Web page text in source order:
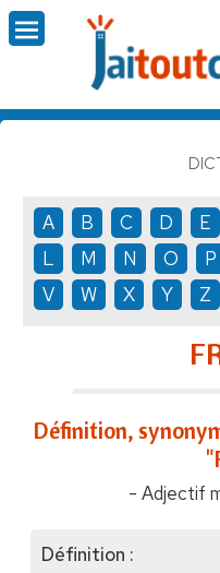
A B C D E
L
M N O P
V
W X Y Z
Définition,
- Adjectif
Définition :